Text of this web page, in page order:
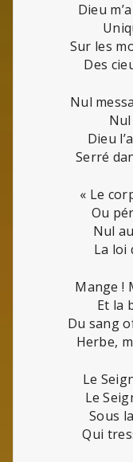
Dieu
Sur les
Des
Nul
Dieu
Serré
« Le
Ou
Nul
La loi
Mange !
Et la
Du sang
Herbe,
Le
Le
Sous
Qui